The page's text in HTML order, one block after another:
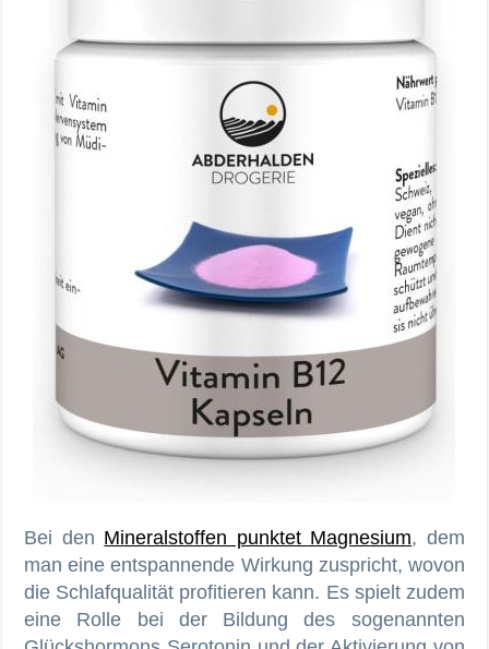
Bei den Mineralstoffen punktet Magnesium, dem
man eine entspannende Wirkung zuspricht, wovon
die Schlafqualität profitieren kann. Es spielt zudem
eine Rolle bei der Bildung des sogenannten